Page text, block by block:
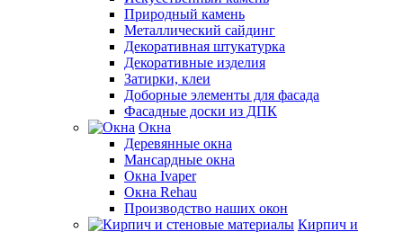
Природный камень
Металлический сайдинг
Декоративная штукатурка
Декоративные изделия
Затирки, клеи
Доборные элементы для фасада
Фасадные доски из ДПК
Окна
Деревянные окна
Мансардные окна
Окна Ivaper
Окна Rehau
Производство наших окон
Кирпич и